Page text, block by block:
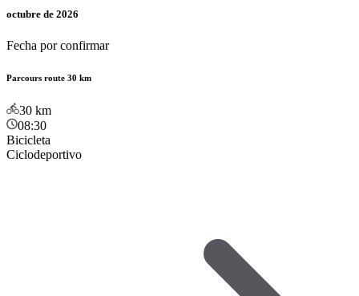
octubre de 2026
Fecha por confirmar
Parcours route 30 km
30 km
08:30
Bicicleta
Ciclodeportivo